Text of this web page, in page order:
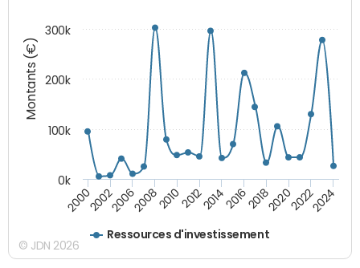
Montants (€)
Ressources d'investissement
200020022006200820102012201420162018202020222024
0k
100k
200k
300k
© JDN 2026